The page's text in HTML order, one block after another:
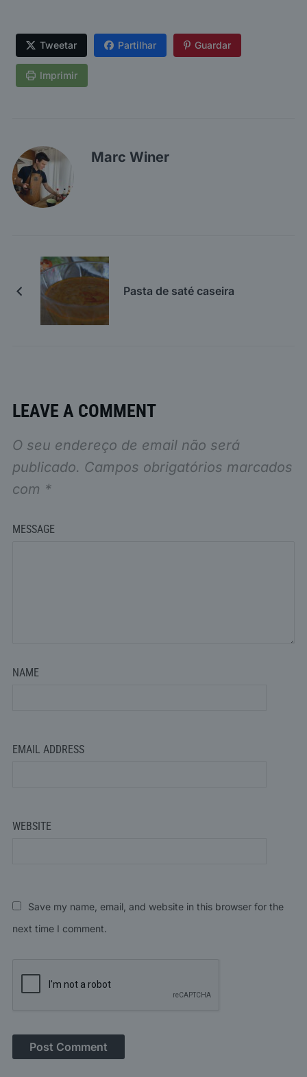
Tweetar Partilhar Guardar
Imprimir
Marc Winer
Pasta de saté caseira
LEAVE A COMMENT
O seu endereço de email não será
publicado. Campos obrigatórios marcados
com *
MESSAGE
NAME
EMAIL ADDRESS
WEBSITE
Save my name, email, and website in this browser for the
next time I comment.